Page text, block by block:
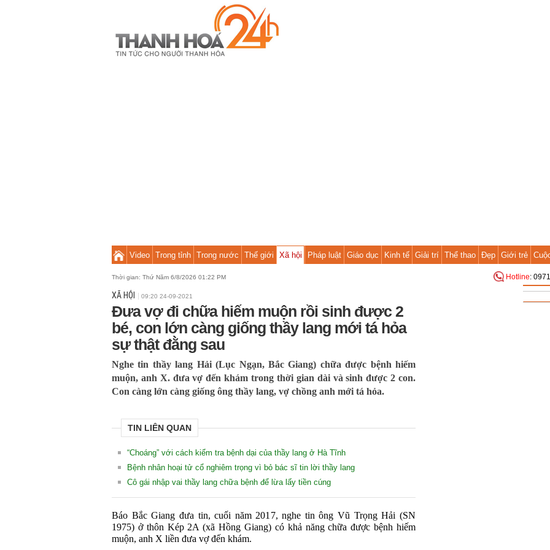
Video Trong tỉnh Trong nước Thế giới Xã hội Pháp luật Giáo dục Kinh tế Giải trí Thể thao Đẹp Giới trẻ
Thời gian: Thứ Năm 6/8/2026 01:22 PM Hotline:
XÃ HỘI 09:20 24-09-2021
Đưa vợ đi chữa hiếm muộn rồi sinh được 2
bé, con lớn càng giống thầy lang mới tá hỏa
sự thật đằng sau
Nghe tin thầy lang Hải (Lục Ngạn, Bắc Giang) chữa được bệnh hiếm
muộn, anh X. đưa vợ đến khám trong thời gian dài và sinh được 2 con.
Con càng lớn càng giống ông thầy lang, vợ chồng anh mới tá hỏa.
TIN LIÊN QUAN
“Choáng” với cách kiểm tra bệnh dại của thầy lang ở Hà Tĩnh
Bệnh nhân hoại tử cổ nghiêm trọng vì bỏ bác sĩ tin lời thầy lang
Cô gái nhập vai thầy lang chữa bệnh để lừa lấy tiền cúng
Báo Bắc Giang đưa tin, cuối năm 2017, nghe tin ông Vũ Trọng Hải (SN
1975) ở thôn Kép 2A (xã Hồng Giang) có khả năng chữa được bệnh hiếm
muộn, anh X liền đưa vợ đến khám.